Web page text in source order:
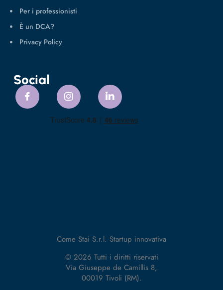
Per i professionisti
È un DCA?
Privacy Policy
Social
Come Stai S.r.l. Startup innovativa
© 2026 Tutti i diritti riservati
Via Giuseppe de Camillis 8,
00019 Tivoli (RM).